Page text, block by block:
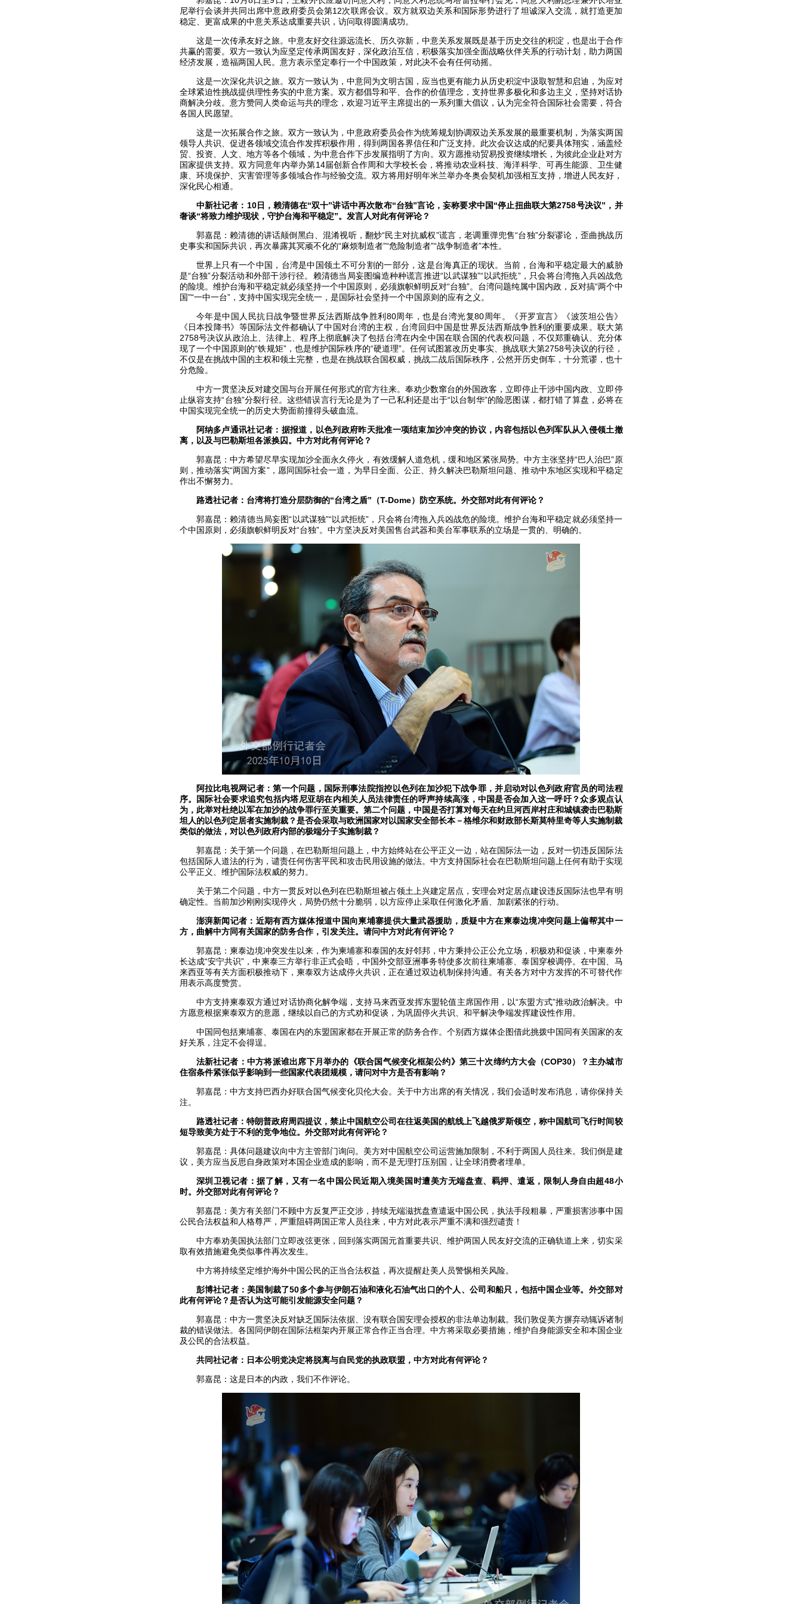
尼举行会谈并共同出席中意政府委员会第12次联席会议。双方就双边关系和国际形势进行了坦诚深入交流，就打造更加
稳定、更富成果的中意关系达成重要共识，访问取得圆满成功。
这是一次传承友好之旅。中意友好交往源远流长、历久弥新，中意关系发展既是基于历史交往的积淀，也是出于合作
共赢的需要。双方一致认为应坚定传承两国友好，深化政治互信，积极落实加强全面战略伙伴关系的行动计划，助力两国
经济发展，造福两国人民。意方表示坚定奉行一个中国政策，对此决不会有任何动摇。
这是一次深化共识之旅。双方一致认为，中意同为文明古国，应当也更有能力从历史积淀中汲取智慧和启迪，为应对
全球紧迫性挑战提供理性务实的中意方案。双方都倡导和平、合作的价值理念，支持世界多极化和多边主义，坚持对话协
商解决分歧。意方赞同人类命运与共的理念，欢迎习近平主席提出的一系列重大倡议，认为完全符合国际社会需要，符合
各国人民愿望。
这是一次拓展合作之旅。双方一致认为，中意政府委员会作为统筹规划协调双边关系发展的最重要机制，为落实两国
领导人共识、促进各领域交流合作发挥积极作用，得到两国各界信任和广泛支持。此次会议达成的纪要具体翔实，涵盖经
贸、投资、人文、地方等各个领域，为中意合作下步发展指明了方向。双方愿推动贸易投资继续增长，为彼此企业赴对方
国家提供支持。双方同意年内举办第14届创新合作周和大学校长会，将推动农业科技、海洋科学、可再生能源、卫生健
康、环境保护、灾害管理等多领域合作与经验交流。双方将用好明年米兰举办冬奥会契机加强相互支持，增进人民友好，
深化民心相通。
中新社记者：10日，赖清德在“双十”讲话中再次散布“台独”言论，妄称要求中国“停止扭曲联大第2758号决议”，并
奢谈“将致力维护现状，守护台海和平稳定”。发言人对此有何评论？
郭嘉昆：赖清德的讲话颠倒黑白、混淆视听，翻炒“民主对抗威权”谎言，老调重弹兜售“台独”分裂谬论，歪曲挑战历
史事实和国际共识，再次暴露其冥顽不化的“麻烦制造者”“危险制造者”“战争制造者”本性。
世界上只有一个中国，台湾是中国领土不可分割的一部分，这是台海真正的现状。当前，台海和平稳定最大的威胁
是“台独”分裂活动和外部干涉行径。赖清德当局妄图编造种种谎言推进“以武谋独”“以武拒统”，只会将台湾拖入兵凶战危
的险境。维护台海和平稳定就必须坚持一个中国原则，必须旗帜鲜明反对“台独”。台湾问题纯属中国内政，反对搞“两个中
国”“一中一台”，支持中国实现完全统一，是国际社会坚持一个中国原则的应有之义。
今年是中国人民抗日战争暨世界反法西斯战争胜利80周年，也是台湾光复80周年。《开罗宣言》《波茨坦公告》
《日本投降书》等国际法文件都确认了中国对台湾的主权，台湾回归中国是世界反法西斯战争胜利的重要成果。联大第
2758号决议从政治上、法律上、程序上彻底解决了包括台湾在内全中国在联合国的代表权问题，不仅郑重确认、充分体
现了一个中国原则的“铁规矩”，也是维护国际秩序的“硬道理”。任何试图篡改历史事实、挑战联大第2758号决议的行径，
不仅是在挑战中国的主权和领土完整，也是在挑战联合国权威，挑战二战后国际秩序，公然开历史倒车，十分荒谬，也十
分危险。
中方一贯坚决反对建交国与台开展任何形式的官方往来。奉劝少数窜台的外国政客，立即停止干涉中国内政、立即停
止纵容支持“台独”分裂行径。这些错误言行无论是为了一己私利还是出于“以台制华”的险恶图谋，都打错了算盘，必将在
中国实现完全统一的历史大势面前撞得头破血流。
阿纳多卢通讯社记者：据报道，以色列政府昨天批准一项结束加沙冲突的协议，内容包括以色列军队从入侵领土撤
离，以及与巴勒斯坦各派换囚。中方对此有何评论？
郭嘉昆：中方希望尽早实现加沙全面永久停火，有效缓解人道危机，缓和地区紧张局势。中方主张坚持“巴人治巴”原
则，推动落实“两国方案”，愿同国际社会一道，为早日全面、公正、持久解决巴勒斯坦问题、推动中东地区实现和平稳定
作出不懈努力。
路透社记者：台湾将打造分层防御的“台湾之盾”（T-Dome）防空系统。外交部对此有何评论？
郭嘉昆：赖清德当局妄图“以武谋独”“以武拒统”，只会将台湾拖入兵凶战危的险境。维护台海和平稳定就必须坚持一
个中国原则，必须旗帜鲜明反对“台独”。中方坚决反对美国售台武器和美台军事联系的立场是一贯的、明确的。
阿拉比电视网记者：第一个问题，国际刑事法院指控以色列在加沙犯下战争罪，并启动对以色列政府官员的司法程
序。国际社会要求追究包括内塔尼亚胡在内相关人员法律责任的呼声持续高涨，中国是否会加入这一呼吁？众多观点认
为，此举对杜绝以军在加沙的战争罪行至关重要。第二个问题，中国是否打算对每天在约旦河西岸村庄和城镇袭击巴勒斯
坦人的以色列定居者实施制裁？是否会采取与欧洲国家对以国家安全部长本－格维尔和财政部长斯莫特里奇等人实施制裁
类似的做法，对以色列政府内部的极端分子实施制裁？
郭嘉昆：关于第一个问题，在巴勒斯坦问题上，中方始终站在公平正义一边，站在国际法一边，反对一切违反国际法
包括国际人道法的行为，谴责任何伤害平民和攻击民用设施的做法。中方支持国际社会在巴勒斯坦问题上任何有助于实现
公平正义、维护国际法权威的努力。
关于第二个问题，中方一贯反对以色列在巴勒斯坦被占领土上兴建定居点，安理会对定居点建设违反国际法也早有明
确定性。当前加沙刚刚实现停火，局势仍然十分脆弱，以方应停止采取任何激化矛盾、加剧紧张的行动。
澎湃新闻记者：近期有西方媒体报道中国向柬埔寨提供大量武器援助，质疑中方在柬泰边境冲突问题上偏帮其中一
方，曲解中方同有关国家的防务合作，引发关注。请问中方对此有何评论？
郭嘉昆：柬泰边境冲突发生以来，作为柬埔寨和泰国的友好邻邦，中方秉持公正公允立场，积极劝和促谈，中柬泰外
长达成“安宁共识”，中柬泰三方举行非正式会晤，中国外交部亚洲事务特使多次前往柬埔寨、泰国穿梭调停。在中国、马
来西亚等有关方面积极推动下，柬泰双方达成停火共识，正在通过双边机制保持沟通。有关各方对中方发挥的不可替代作
用表示高度赞赏。
中方支持柬泰双方通过对话协商化解争端，支持马来西亚发挥东盟轮值主席国作用，以“东盟方式”推动政治解决。中
方愿意根据柬泰双方的意愿，继续以自己的方式劝和促谈，为巩固停火共识、和平解决争端发挥建设性作用。
中国同包括柬埔寨、泰国在内的东盟国家都在开展正常的防务合作。个别西方媒体企图借此挑拨中国同有关国家的友
好关系，注定不会得逞。
法新社记者：中方将派谁出席下月举办的《联合国气候变化框架公约》第三十次缔约方大会（COP30）？主办城市
住宿条件紧张似乎影响到一些国家代表团规模，请问对中方是否有影响？
郭嘉昆：中方支持巴西办好联合国气候变化贝伦大会。关于中方出席的有关情况，我们会适时发布消息，请你保持关
注。
路透社记者：特朗普政府周四提议，禁止中国航空公司在往返美国的航线上飞越俄罗斯领空，称中国航司飞行时间较
短导致美方处于不利的竞争地位。外交部对此有何评论？
郭嘉昆：具体问题建议向中方主管部门询问。美方对中国航空公司运营施加限制，不利于两国人员往来。我们倒是建
议，美方应当反思自身政策对本国企业造成的影响，而不是无理打压别国，让全球消费者埋单。
深圳卫视记者：据了解，又有一名中国公民近期入境美国时遭美方无端盘查、羁押、遣返，限制人身自由超48小
时。外交部对此有何评论？
郭嘉昆：美方有关部门不顾中方反复严正交涉，持续无端滋扰盘查遣返中国公民，执法手段粗暴，严重损害涉事中国
公民合法权益和人格尊严，严重阻碍两国正常人员往来，中方对此表示严重不满和强烈谴责！
中方奉劝美国执法部门立即改弦更张，回到落实两国元首重要共识、维护两国人民友好交流的正确轨道上来，切实采
取有效措施避免类似事件再次发生。
中方将持续坚定维护海外中国公民的正当合法权益，再次提醒赴美人员警惕相关风险。
彭博社记者：美国制裁了50多个参与伊朗石油和液化石油气出口的个人、公司和船只，包括中国企业等。外交部对
此有何评论？是否认为这可能引发能源安全问题？
郭嘉昆：中方一贯坚决反对缺乏国际法依据、没有联合国安理会授权的非法单边制裁。我们敦促美方摒弃动辄诉诸制
裁的错误做法。各国同伊朗在国际法框架内开展正常合作正当合理。中方将采取必要措施，维护自身能源安全和本国企业
及公民的合法权益。
共同社记者：日本公明党决定将脱离与自民党的执政联盟，中方对此有何评论？
郭嘉昆：这是日本的内政，我们不作评论。